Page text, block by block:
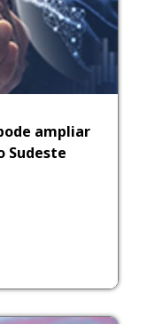
ampliar
Sudeste